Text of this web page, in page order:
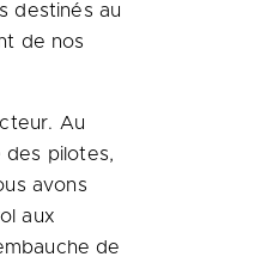
destinés au
de nos
Au
des pilotes,
avons
aux
de